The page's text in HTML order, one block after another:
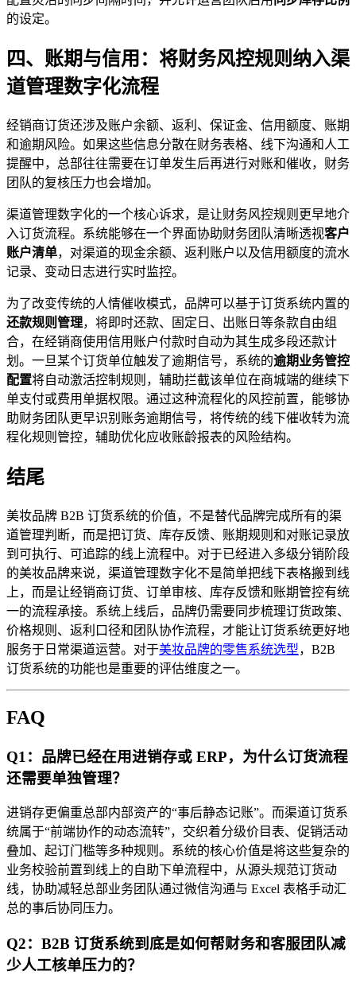
的设定。
四、账期与信用：将财务风控规则纳入渠
道管理数字化流程
经销商订货还涉及账户余额、返利、保证金、信用额度、账期
和逾期风险。如果这些信息分散在财务表格、线下沟通和人工
提醒中，总部往往需要在订单发生后再进行对账和催收，财务
团队的复核压力也会增加。
渠道管理数字化的一个核心诉求，是让财务风控规则更早地介
入订货流程。系统能够在一个界面协助财务团队清晰透视客户
账户清单，对渠道的现金余额、返利账户以及信用额度的流水
记录、变动日志进行实时监控。
为了改变传统的人情催收模式，品牌可以基于订货系统内置的
还款规则管理，将即时还款、固定日、出账日等条款自由组
合，在经销商使用信用账户付款时自动为其生成多段还款计
划。一旦某个订货单位触发了逾期信号，系统的逾期业务管控
配置将自动激活控制规则，辅助拦截该单位在商城端的继续下
单支付或费用单据权限。通过这种流程化的风控前置，能够协
助财务团队更早识别账务逾期信号，将传统的线下催收转为流
程化规则管控，辅助优化应收账龄报表的风险结构。
结尾
美妆品牌 B2B 订货系统的价值，不是替代品牌完成所有的渠
道管理判断，而是把订货、库存反馈、账期规则和对账记录放
到可执行、可追踪的线上流程中。对于已经进入多级分销阶段
的美妆品牌来说，渠道管理数字化不是简单把线下表格搬到线
上，而是让经销商订货、订单审核、库存反馈和账期管控有统
一的流程承接。系统上线后，品牌仍需要同步梳理订货政策、
价格规则、返利口径和团队协作流程，才能让订货系统更好地
服务于日常渠道运营。对于美妆品牌的零售系统选型，B2B
订货系统的功能也是重要的评估维度之一。
FAQ
Q1：品牌已经在用进销存或 ERP，为什么订货流程
还需要单独管理？
进销存更偏重总部内部资产的“事后静态记账”。而渠道订货系
统属于“前端协作的动态流转”，交织着分级价目表、促销活动
叠加、起订门槛等多种规则。系统的核心价值是将这些复杂的
业务校验前置到线上的自助下单流程中，从源头规范订货动
线，协助减轻总部业务团队通过微信沟通与 Excel 表格手动汇
总的事后协同压力。
Q2：B2B 订货系统到底是如何帮财务和客服团队减
少人工核单压力的？